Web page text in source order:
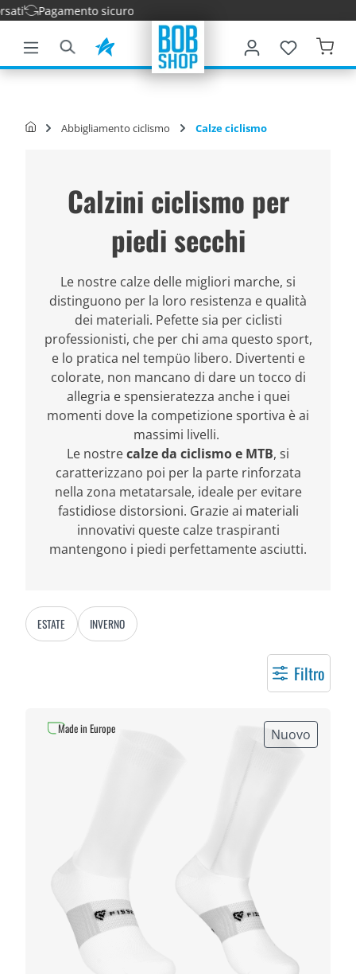
principale
sicuro
Abbigliamento ciclismo Calze ciclismo
Calzini ciclismo per
piedi secchi
Le nostre calze delle migliori marche, si
distinguono per la loro resistenza e qualità
dei materiali. Pefette sia per ciclisti
professionisti, che per chi ama questo sport,
e lo pratica nel tempüo libero. Divertenti e
colorate, non mancano di dare un tocco di
allegria e spensieratezza anche i quei
momenti dove la competizione sportiva è ai
massimi livelli.
Le nostrecalze da ciclismo e MTB, si
caratterizzano poi per la parte rinforzata
nella zona metatarsale, ideale per evitare
fastidiose distorsioni. Grazie ai materiali
innovativi queste calze traspiranti
mantengono i piedi perfettamente asciutti.
ESTATE INVERNO
Filtro
Nuovo
Made in Europe